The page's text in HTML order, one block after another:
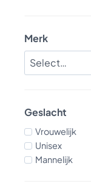
Merk
Geslacht
Vrouwelijk
Unisex
Mannelijk